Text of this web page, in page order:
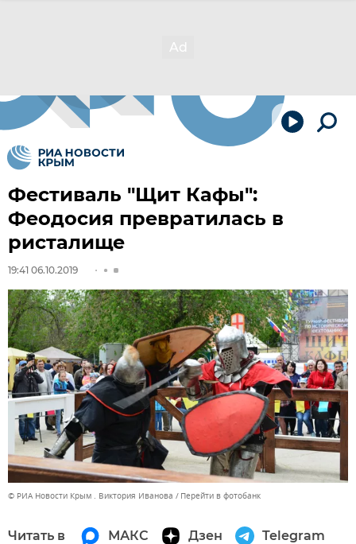
Фестиваль "Щит Кафы":
Феодосия превратилась в
ристалище
19:41 06.10.2019
© РИА Новости Крым . Виктория Иванова Перейти в фотобанк
Читать в МАКС Дзен Telegram